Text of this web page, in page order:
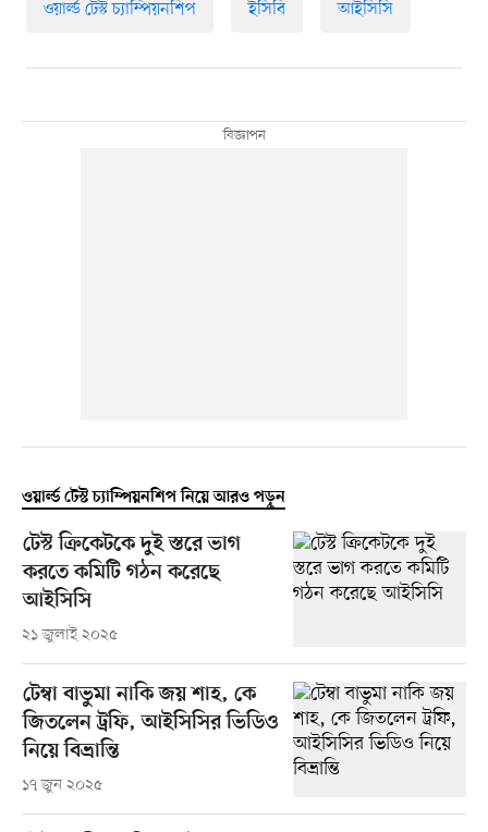
ওয়ার্ল্ড টেস্ট চ্যাম্পিয়নশিপ ইসিবি আইসিসি
ওয়ার্ল্ড টেস্ট চ্যাম্পিয়নশিপ নিয়ে আরও পড়ুন
টেস্ট ক্রিকেটকে দুই স্তরে ভাগ
করতে কমিটি গঠন করেছে
আইসিসি
২১ জুলাই ২০২৫
টেম্বা বাভুমা নাকি জয় শাহ, কে
জিতলেন ট্রফি, আইসিসির ভিডিও
নিয়ে বিভ্রান্তি
১৭ জুন ২০২৫